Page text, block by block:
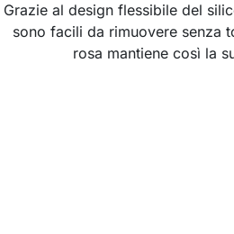
Grazie al design flessibile del
sono facili da rimuovere senza
rosa mantiene così la